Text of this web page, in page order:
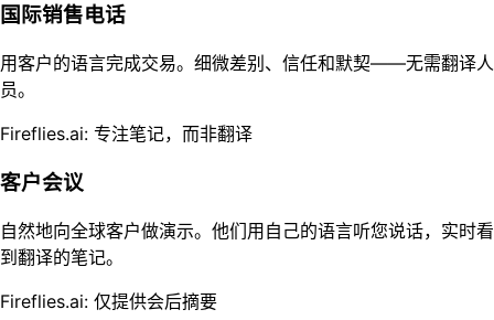
国际销售电话
用客户的语言完成交易。细微差别、信任和默契——无需翻译人
员。
Fireflies.ai: 专注笔记，而非翻译
客户会议
自然地向全球客户做演示。他们用自己的语言听您说话，实时看
到翻译的笔记。
Fireflies.ai: 仅提供会后摘要